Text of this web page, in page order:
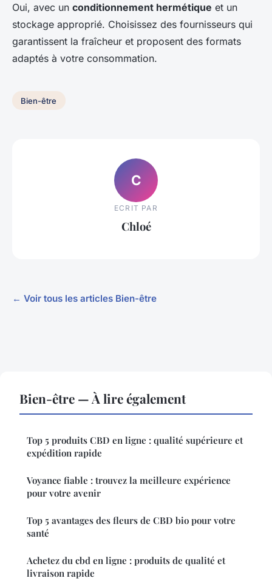
Oui, avec un conditionnement hermétique et un
stockage approprié. Choisissez des fournisseurs qui
garantissent la fraîcheur et proposent des formats
adaptés à votre consommation.
Bien-être
C
ECRIT PAR
Chloé
← Voir tous les articles Bien-être
Bien-être — À lire également
Top 5 produits CBD en ligne : qualité supérieure et
expédition rapide
Voyance fiable : trouvez la meilleure expérience
pour votre avenir
Top 5 avantages des fleurs de CBD bio pour votre
santé
Achetez du cbd en ligne : produits de qualité et
livraison rapide